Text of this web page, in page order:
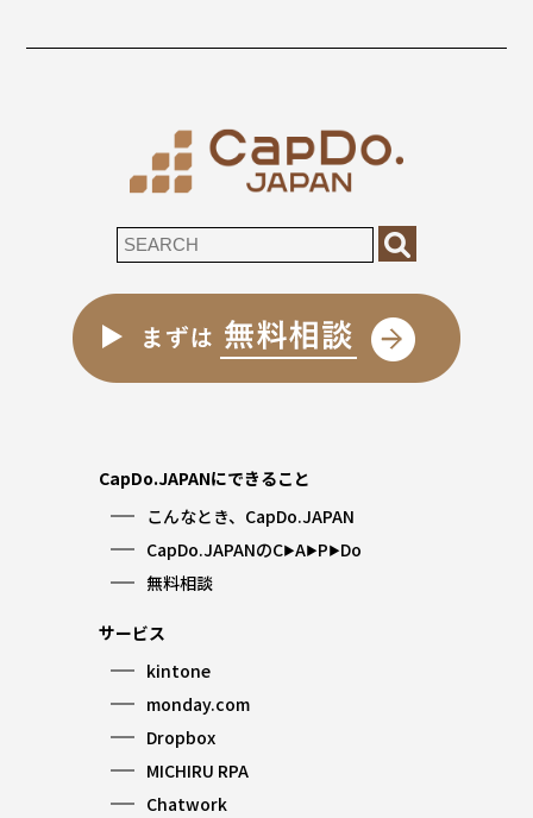
CapDo.JAPANにできること
こんなとき、CapDo.JAPAN
CapDo.JAPANのC▶︎A▶︎P▶︎Do
無料相談
サービス
kintone
monday.com
Dropbox
MICHIRU RPA
Chatwork